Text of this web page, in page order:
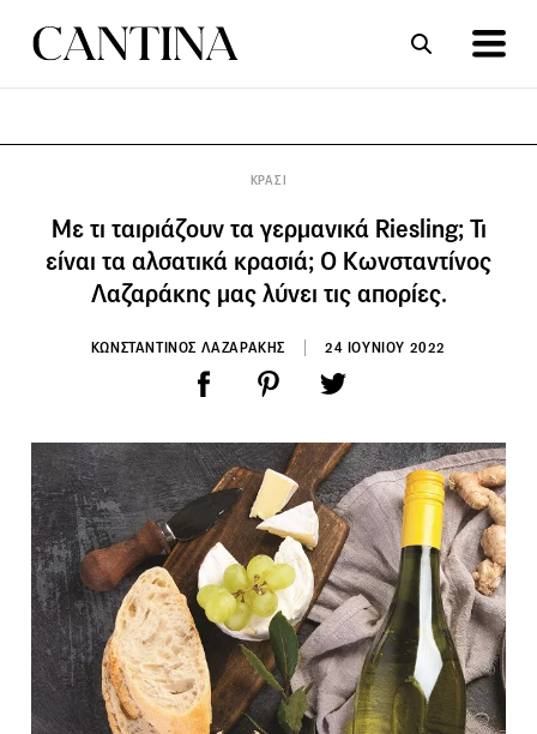
ΚΡΑΣΙ
Με τι ταιριάζουν τα γερμανικά Riesling; Τι
είναι τα αλσατικά κρασιά; Ο Κωνσταντίνος
Λαζαράκης μας λύνει τις απορίες.
ΚΩΝΣΤΑΝΤΙΝΟΣ ΛΑΖΑΡΑΚΗΣ 24 ΙΟΥΝΙΟΥ 2022